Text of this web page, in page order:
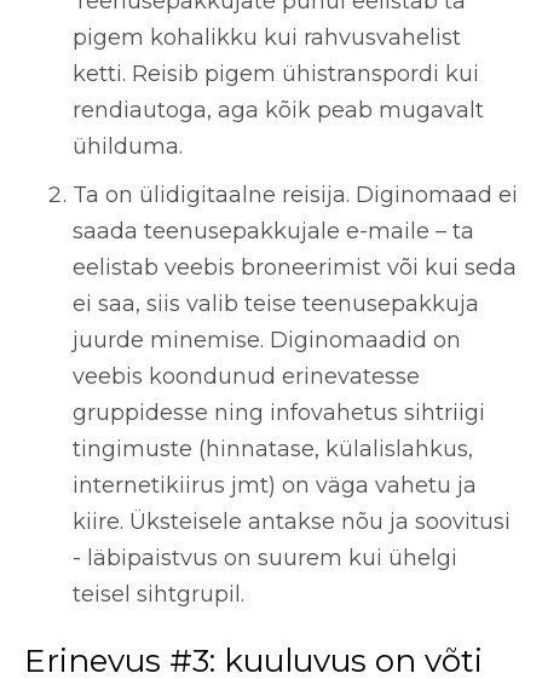
pigem kohalikku kui rahvusvahelist
ketti. Reisib pigem ühistranspordi kui
rendiautoga, aga kõik peab mugavalt
ühilduma.
Ta on ülidigitaalne reisija. Diginomaad ei
saada teenusepakkujale e-maile – ta
eelistab veebis broneerimist või kui seda
ei saa, siis valib teise teenusepakkuja
juurde minemise. Diginomaadid on
veebis koondunud erinevatesse
gruppidesse ning infovahetus sihtriigi
tingimuste (hinnatase, külalislahkus,
internetikiirus jmt) on väga vahetu ja
kiire. Üksteisele antakse nõu ja soovitusi
- läbipaistvus on suurem kui ühelgi
teisel sihtgrupil.
Erinevus #3: kuuluvus on võti